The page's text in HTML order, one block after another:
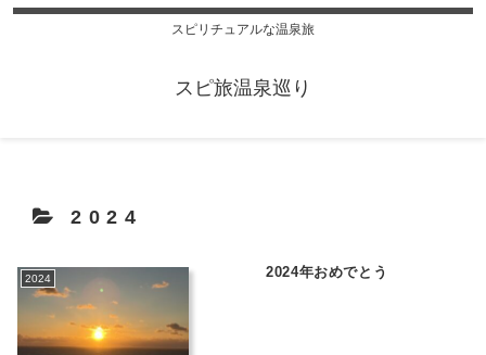
スピリチュアルな温泉旅
スピ旅温泉巡り
2024
2024 2024年おめでとう